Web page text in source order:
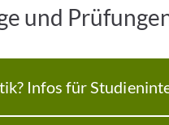
und
Infos für